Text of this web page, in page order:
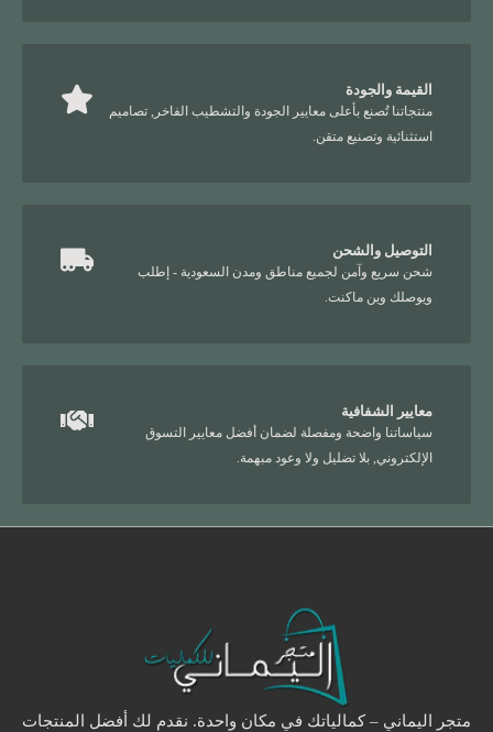
القيمة والجودة
منتجاتنا تُصنع بأعلى معايير الجودة والتشطيب الفاخر, تصاميم
استثنائية وتصنيع متقن.
التوصيل والشحن
شحن سريع وآمن لجميع مناطق ومدن السعودية - إطلب
ويوصلك وين ماكنت.
معايير الشفافية
سياساتنا واضحة ومفصلة لضمان أفضل معايير التسوق
الإلكتروني, بلا تضليل ولا وعود مبهمة.
متجر اليماني – كمالياتك في مكان واحدة. نقدم لك أفضل المنتجات